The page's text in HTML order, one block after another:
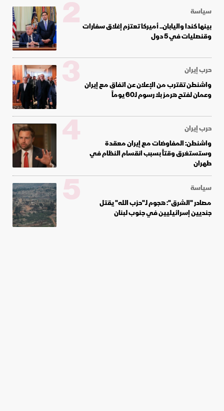
سياسة
بينها كندا واليابان.. أميركا تعتزم إغلاق سفارات
وقنصليات في 5 دول
2
حرب إيران
واشنطن تقترب من الإعلان عن اتفاق مع إيران
وعمان لفتح هرمز بلا رسوم لـ60 يوماً
3
حرب إيران
واشنطن: المفاوضات مع إيران معقدة
وستستغرق وقتاً بسبب انقسام النظام في
طهران
4
سياسة
مصادر "الشرق": هجوم لـ"حزب الله" يقتل
جنديين إسرائيليين في جنوب لبنان
5